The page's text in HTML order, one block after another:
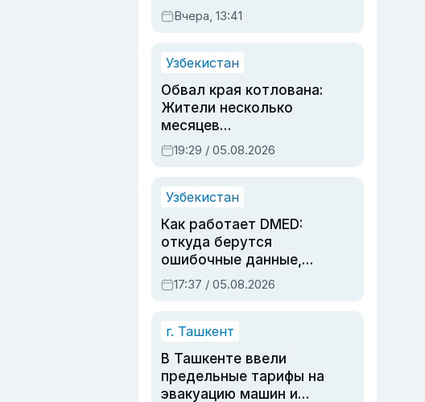
Вчера, 13:41
Узбекистан
Обвал края котлована:
Жители несколько
месяцев
предупреждали об
опасности, но стройка
19:29 / 05.08.2026
Узбекистан
Как работает DMED:
откуда берутся
ошибочные данные,
дубли аккаунтов и
очереди по онлайн-
17:37 / 05.08.2026
г. Ташкент
В Ташкенте ввели
предельные тарифы на
эвакуацию машин и